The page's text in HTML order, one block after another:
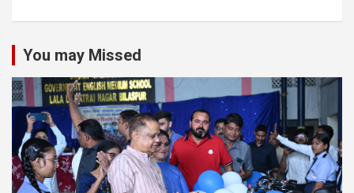
You may Missed